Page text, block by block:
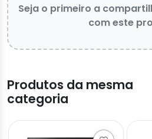
Seja o primeiro a
com este
Produtos da mesma
categoria